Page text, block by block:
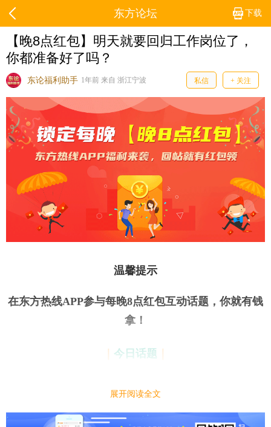
下载
东方论坛
【晚8点红包】明天就要回归工作岗位了，
你都准备好了吗？
东论福利助手 1年前 来自 浙江宁波 私信 + 关注
温馨提示
在东方热线APP参与每晚8点红包互动话题，你就有钱
拿 ！
今日话题
小编先来：
展开阅读全文